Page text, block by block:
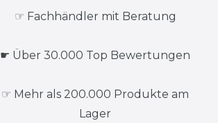
☞ Fachhändler mit Beratung
☛ Über 30.000 Top Bewertungen
☞ Mehr als 200.000 Produkte am
Lager